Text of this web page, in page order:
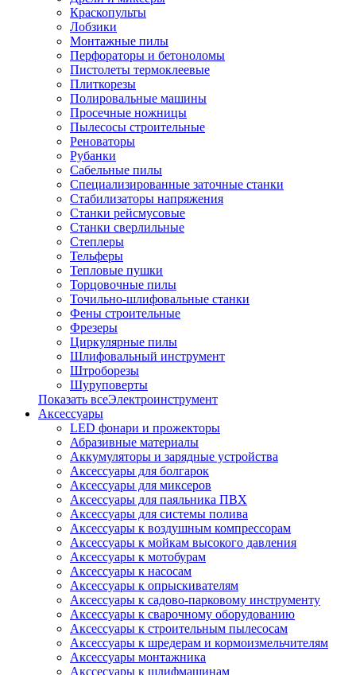
Краскопульты
Лобзики
Монтажные пилы
Перфораторы и бетоноломы
Пистолеты термоклеевые
Плиткорезы
Полировальные машины
Просечные ножницы
Пылесосы строительные
Реноваторы
Рубанки
Сабельные пилы
Специализированные заточные станки
Стабилизаторы напряжения
Станки рейсмусовые
Станки сверлильные
Степлеры
Тельферы
Тепловые пушки
Торцовочные пилы
Точильно-шлифовальные станки
Фены строительные
Фрезеры
Циркулярные пилы
Шлифовальный инструмент
Штроборезы
Шуруповерты
Показать всеЭлектроинструмент
Аксессуары
LED фонари и прожекторы
Абразивные материалы
Аккумуляторы и зарядные устройства
Аксессуары для болгарок
Аксессуары для миксеров
Аксессуары для паяльника ПВХ
Аксессуары для системы полива
Аксессуары к воздушным компрессорам
Аксессуары к мойкам высокого давления
Аксессуары к мотобурам
Аксессуары к насосам
Аксессуары к опрыскивателям
Аксессуары к садово-парковому инструменту
Аксессуары к сварочному оборудованию
Аксессуары к строительным пылесосам
Аксессуары к шредерам и кормоизмельчителям
Аксессуары монтажника
Акссесуары к шлифмашинам